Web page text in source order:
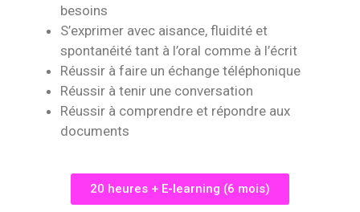
besoins
S’exprimer avec aisance, fluidité et
spontanéité tant à l’oral comme à l’écrit
Réussir à faire un échange téléphonique
Réussir à tenir une conversation
Réussir à comprendre et répondre aux
documents
20 heures + E-learning (6 mois)